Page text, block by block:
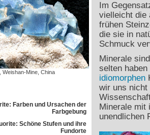
Weishan-Mine, China
Farben und Ursachen der
Farbgebung
Schöne Stufen und ihre
Fundorte
Im
vielleicht die
frühen
die sie in
Schmuck
Minerale
selten
idiomorphen
wir uns nicht
Minerale mit
unendlichen